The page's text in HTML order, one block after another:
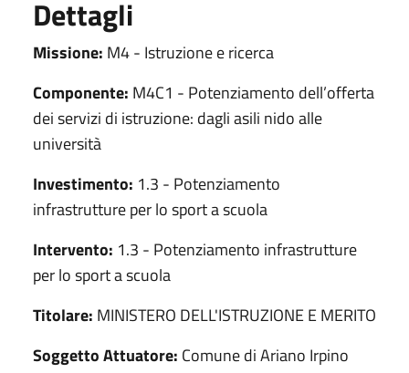
Dettagli
Missione: M4 - Istruzione e ricerca
Componente: M4C1 - Potenziamento dell’offerta
dei servizi di istruzione: dagli asili nido alle
università
Investimento: 1.3 - Potenziamento
infrastrutture per lo sport a scuola
Intervento: 1.3 - Potenziamento infrastrutture
per lo sport a scuola
Titolare: MINISTERO DELL'ISTRUZIONE E MERITO
Soggetto Attuatore: Comune di Ariano Irpino